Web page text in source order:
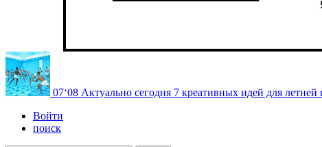
07‘08 Актуально сегодня 7 креативных идей для летней
Войти
поиск